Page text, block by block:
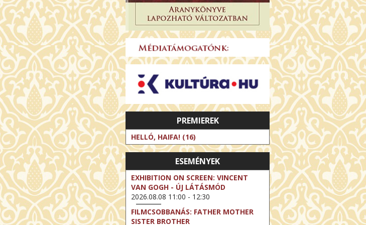
PREMIEREK
HELLÓ, HAIFA! (16)
ESEMÉNYEK
EXHIBITION ON SCREEN: VINCENT
VAN GOGH - ÚJ LÁTÁSMÓD
2026.08.08 11:00 - 12:30
FILMCSOBBANÁS: FATHER MOTHER
SISTER BROTHER